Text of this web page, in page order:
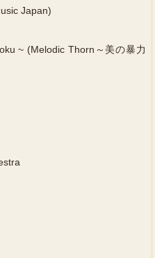
Japan)
~ (Melodic Thorn～美の暴力